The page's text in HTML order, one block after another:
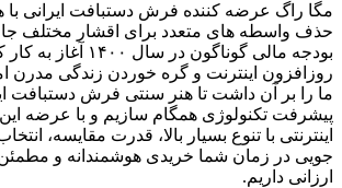
مگا راگ عرضه کننده فرش دستبافت ایرانی
حذف واسطه های متعدد برای اقشار مختلف
بودجه مالی گوناگون در سال
آغاز به کار
روزافزون اینترنت و گره خوردن زندگی مدرن
ما را بر آن داشت تا هنر سنتی فرش دستبافت
پیشرفت تکنولوژی همگام سازیم و با عرضه
اینترنتی با تنوع بسیار بالا، قدرت مقایسه،
جویی در زمان شما خریدی هوشمندانه و مطمئن
ارزانی داریم.